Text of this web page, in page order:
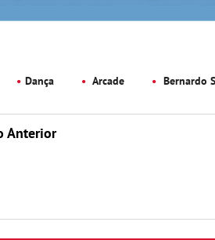
Dança Arcade Bernardo
Anterior